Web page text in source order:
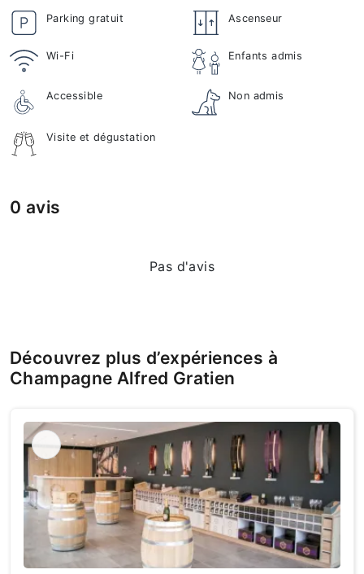
Parking gratuit Ascenseur
Wi-Fi Enfants admis
Accessible Non admis
Visite et dégustation
0 avis
Pas d'avis
Découvrez plus d’expériences à
Champagne Alfred Gratien